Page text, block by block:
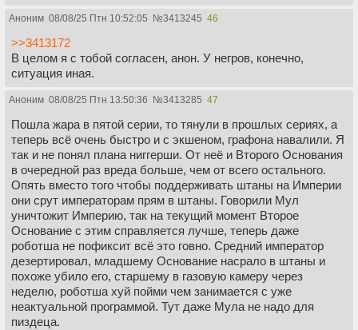
Аноним 08/08/25 Птн 10:52:05 №3413245 46
>>3413172
В целом я с тобой согласен, анон. У негров, конечно,
ситуация иная.
Аноним 08/08/25 Птн 13:50:36 №3413285 47
Пошла жара в пятой серии, то тянули в прошлых сериях, а
теперь всё очень быстро и с экшеном, графона навалили. Я
так и не понял плана ниггерши. От неё и Второго Основания
в очередной раз вреда больше, чем от всего остального.
Опять вместо того чтобы поддерживать штаны на Империи
они срут императорам прям в штаны. Говорили Мул
уничтожит Империю, так на текущий момент Второе
Основание с этим справляется лучше, теперь даже
роботша не пофиксит всё это говно. Средний император
дезертировал, младшему Основание насрало в штаны и
похоже убило его, старшему в газовую камеру через
неделю, роботша хуй пойми чем занимается с уже
неактуальной программой. Тут даже Мула не надо для
пиздеца.